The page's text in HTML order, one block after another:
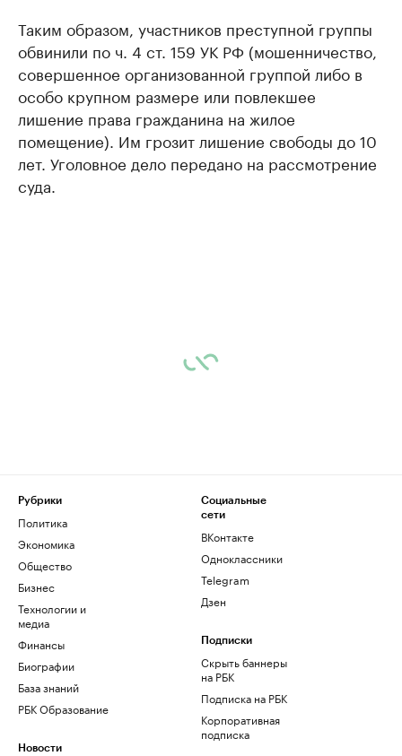
Таким образом, участников преступной группы
обвинили по ч. 4 ст. 159 УК РФ (мошенничество,
совершенное организованной группой либо в
особо крупном размере или повлекшее
лишение права гражданина на жилое
помещение). Им грозит лишение свободы до 10
лет. Уголовное дело передано на рассмотрение
суда.
Рубрики
Политика
Экономика
Общество
Бизнес
Технологии и
медиа
Финансы
Биографии
База знаний
РБК Образование
Новости
Социальные
сети
ВКонтакте
Одноклассники
Telegram
Дзен
Подписки
Скрыть баннеры
на РБК
Подписка на РБК
Корпоративная
подписка